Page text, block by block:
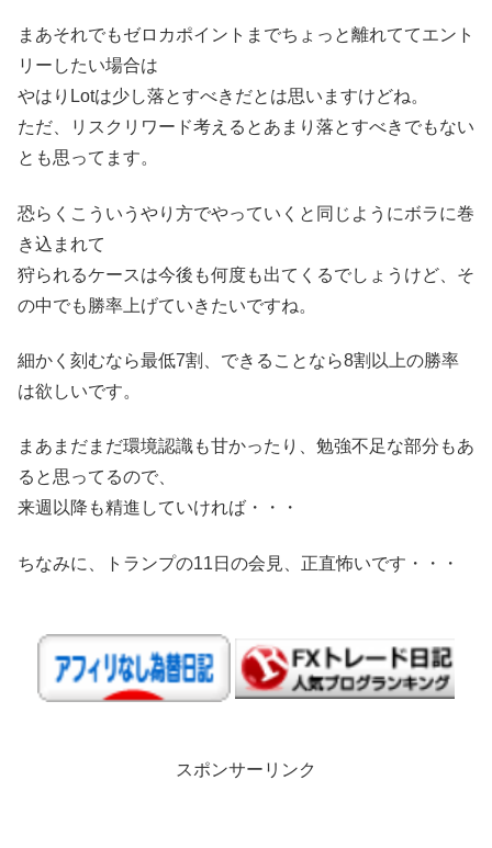
まあそれでもゼロカポイントまでちょっと離れててエント
リーしたい場合は
やはりLotは少し落とすべきだとは思いますけどね。
ただ、リスクリワード考えるとあまり落とすべきでもない
とも思ってます。
恐らくこういうやり方でやっていくと同じようにボラに巻
き込まれて
狩られるケースは今後も何度も出てくるでしょうけど、そ
の中でも勝率上げていきたいですね。
細かく刻むなら最低7割、できることなら8割以上の勝率
は欲しいです。
まあまだまだ環境認識も甘かったり、勉強不足な部分もあ
ると思ってるので、
来週以降も精進していければ・・・
ちなみに、トランプの11日の会見、正直怖いです・・・
スポンサーリンク